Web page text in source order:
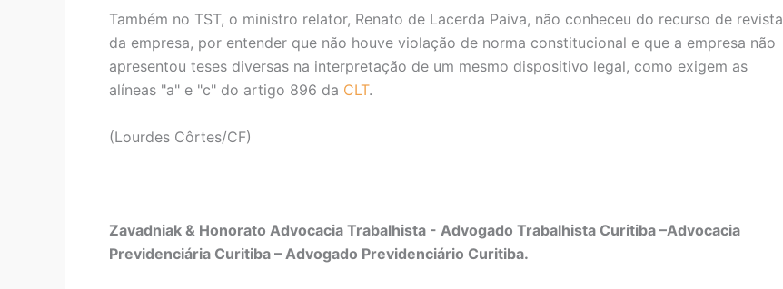
Também no TST, o ministro relator, Renato de Lacerda Paiva, não conheceu do recurso de revista
da empresa, por entender que não houve violação de norma constitucional e que a empresa não
apresentou teses diversas na interpretação de um mesmo dispositivo legal, como exigem as
alíneas "a" e "c" do artigo 896 da CLT.
(Lourdes Côrtes/CF)
Zavadniak & Honorato Advocacia Trabalhista - Advogado Trabalhista Curitiba –Advocacia
Previdenciária Curitiba – Advogado Previdenciário Curitiba.